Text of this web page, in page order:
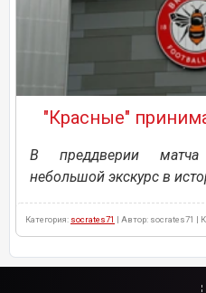
"Красные"
В преддверии матча
небольшой экскурс в
Категория: socrates71 | Автор: socrates71 |